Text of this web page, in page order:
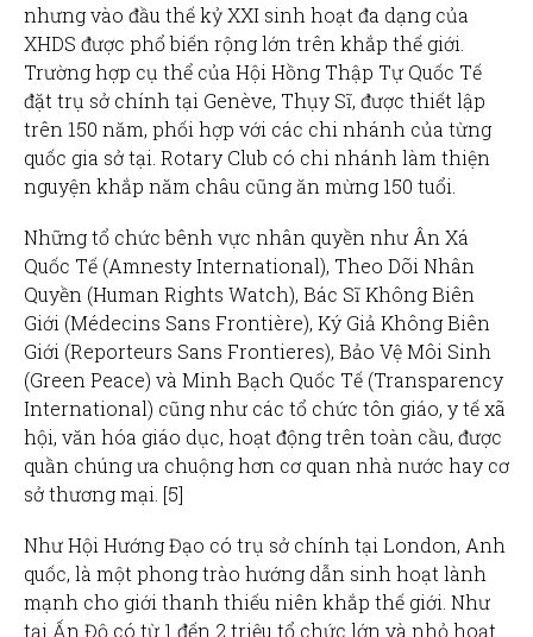
nhưng vào đầu thế kỷ XXI sinh hoạt đa dạng của
XHDS được phổ biến rộng lớn trên khắp thế giới.
Trường hợp cụ thể của Hội Hồng Thập Tự Quốc Tế
đặt trụ sở chính tại Genève, Thụy Sĩ, được thiết lập
trên 150 năm, phối hợp với các chi nhánh của từng
quốc gia sở tại. Rotary Club có chi nhánh làm thiện
nguyện khắp năm châu cũng ăn mừng 150 tuổi.
Những tổ chức bênh vực nhân quyền như Ân Xá
Quốc Tế (Amnesty International), Theo Dõi Nhân
Quyền (Human Rights Watch), Bác Sĩ Không Biên
Giới (Médecins Sans Frontière), Ký Giả Không Biên
Giới (Reporteurs Sans Frontieres), Bảo Vệ Môi Sinh
(Green Peace) và Minh Bạch Quốc Tế (Transparency
International) cũng như các tổ chức tôn giáo, y tế xã
hội, văn hóa giáo dục, hoạt động trên toàn cầu, được
quần chúng ưa chuộng hơn cơ quan nhà nước hay cơ
sở thương mại. [5]
Như Hội Hướng Đạo có trụ sở chính tại London, Anh
quốc, là một phong trào hướng dẫn sinh hoạt lành
mạnh cho giới thanh thiếu niên khắp thế giới. Như
tại Ấn Độ có từ 1 đến 2 triệu tổ chức lớn và nhỏ hoạt